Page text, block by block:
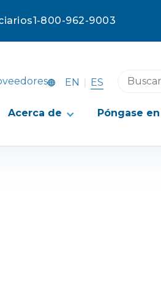
1-800-962-9003
EN ES
Buscar
este
Acerca de Póngase